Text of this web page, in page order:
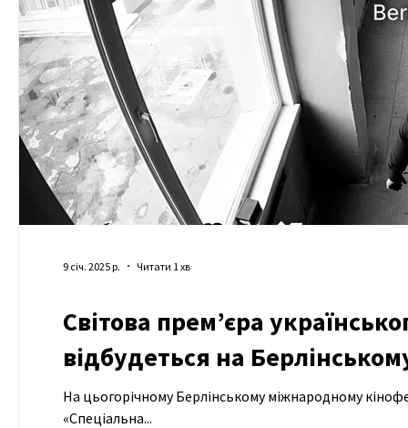
Світова прем’єра
відбудеться на
На цьогорічному Берлінському міжнародному
«Спеціальна...
9 січ. 2025 р. Читати 1 хв